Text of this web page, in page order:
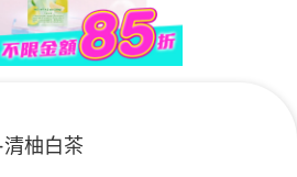
柚白茶